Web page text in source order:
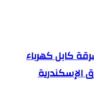
كابل كهرباء